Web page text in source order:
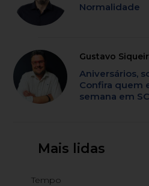
Normalidade
Gustavo
Aniversários,
Confira quem
semana em SC
Mais lidas
Tempo